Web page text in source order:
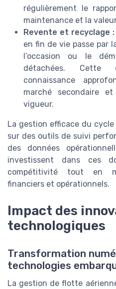
régulièrement le
maintenance et la
Revente et recyclage :
en fin de vie passe par
l’occasion ou le
détachées. Cette
connaissance
marché secondaire
vigueur.
La gestion efficace du cycle
sur des outils de suivi
des données
investissent dans ces
compétitivité tout en
financiers et opérationnels.
Impact des
technologiques
Transformation
technologies
La gestion de flotte